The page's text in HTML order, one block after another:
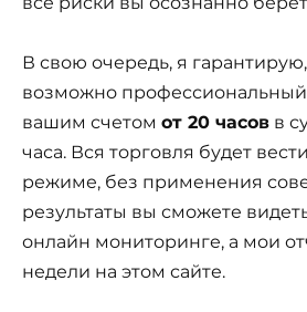
В свою очередь, я
возможно профессиональный
вашим счетом от 20 часов в
часа. Вся торговля будет
режиме, без применения
результаты вы сможете
онлайн мониторинге, а мои
недели на этом сайте.